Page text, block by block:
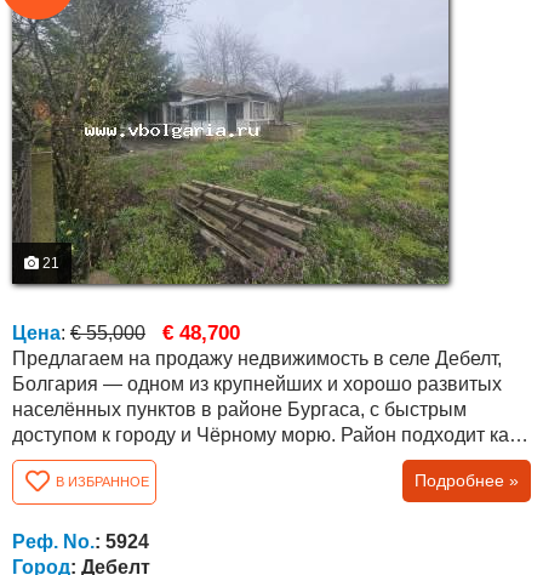
21
Цена: € 55,000 € 48,700
Предлагаем на продажу недвижимость в селе Дебелт,
Болгария — одном из крупнейших и хорошо развитых
населённых пунктов в районе Бургаса, с быстрым
доступом к городу и Чёрному морю. Район подходит как
для постоянного проживания, так и для покупки
недвижимости у моря в Болгарии. Объект расположен в
тихой части села, в сформированной жилой среде, среди
соседей есть иностранцы — англичане, немцы и
В ИЗБРАННОЕ Подробнее »
Реф. No.: 5924
Город: Дебелт